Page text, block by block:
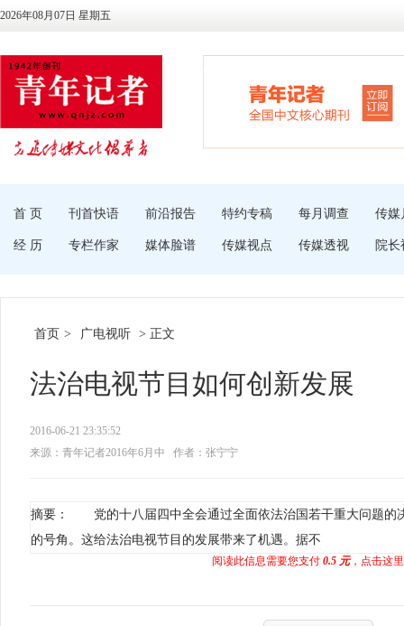
2026年08月07日 星期五
首 页 刊首快语 前沿报告 特约专稿 每月调查 传媒
经 历 专栏作家 媒体脸谱 传媒视点 传媒透视 院长
首页 > 广电视听 > 正文
法治电视节目如何创新发展
2016-06-21 23:35:52
来源：青年记者2016年6月中
作者：张宁宁
摘要： 党的十八届四中全会通过全面依法治国若干重大问题的
的号角。这给法治电视节目的发展带来了机遇。据不
阅读此信息需要您支付 0.5 元，点击这